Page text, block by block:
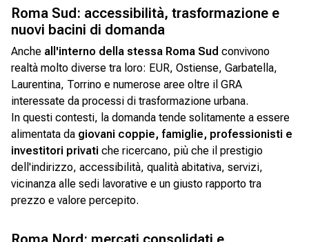
Roma Sud: accessibilità, trasformazione e
nuovi bacini di domanda
Anche all'interno della stessa Roma Sud convivono
realtà molto diverse tra loro: EUR, Ostiense, Garbatella,
Laurentina, Torrino e numerose aree oltre il GRA
interessate da processi di trasformazione urbana.
In questi contesti, la domanda tende solitamente a essere
alimentata da giovani coppie, famiglie, professionisti e
investitori privati che ricercano, più che il prestigio
dell'indirizzo, accessibilità, qualità abitativa, servizi,
vicinanza alle sedi lavorative e un giusto rapporto tra
prezzo e valore percepito.